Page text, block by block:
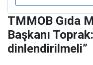
TMMOB Gıda
Başkanı
dinlendirilmeli”